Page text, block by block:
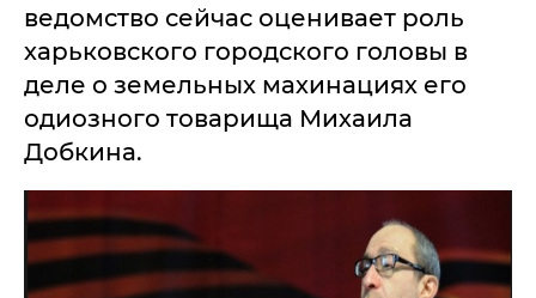
ведомство сейчас оценивает роль
харьковского городского головы в
деле о земельных махинациях его
одиозного товарища Михаила
Добкина.